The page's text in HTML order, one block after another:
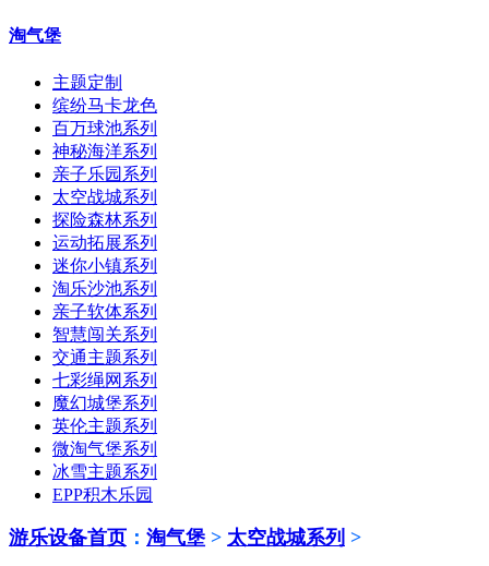
淘气堡
主题定制
缤纷马卡龙色
百万球池系列
神秘海洋系列
亲子乐园系列
太空战城系列
探险森林系列
运动拓展系列
迷你小镇系列
淘乐沙池系列
亲子软体系列
智慧闯关系列
交通主题系列
七彩绳网系列
魔幻城堡系列
英伦主题系列
微淘气堡系列
冰雪主题系列
EPP积木乐园
游乐设备首页 ： 淘气堡 > 太空战城系列 >